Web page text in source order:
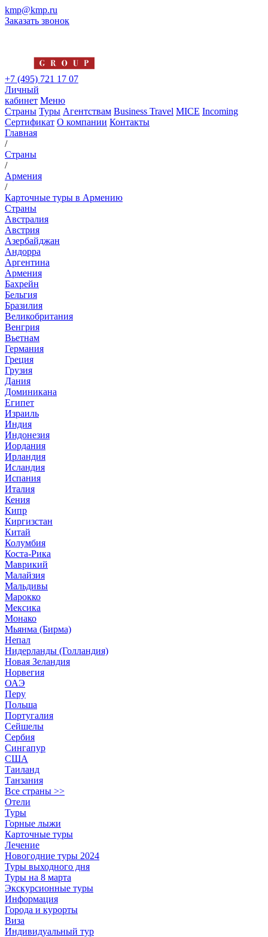
kmp@kmp.ru
Заказать звонок
+7 (495) 721 17 07
Личный
кабинет Меню
Страны Туры Агентствам Business Travel MICE Incoming
Сертификат О компании Контакты
Главная
/
Страны
/
Армения
/
Карточные туры в Армению
Страны
Австралия
Австрия
Азербайджан
Андорра
Аргентина
Армения
Бахрейн
Бельгия
Бразилия
Великобритания
Венгрия
Вьетнам
Германия
Греция
Грузия
Дания
Доминикана
Египет
Израиль
Индия
Индонезия
Иордания
Ирландия
Исландия
Испания
Италия
Кения
Кипр
Киргизстан
Китай
Колумбия
Коста-Рика
Маврикий
Малайзия
Мальдивы
Марокко
Мексика
Монако
Мьянма (Бирма)
Непал
Нидерланды (Голландия)
Новая Зеландия
Норвегия
ОАЭ
Перу
Польша
Португалия
Сейшелы
Сербия
Сингапур
США
Таиланд
Танзания
Все страны >>
Отели
Туры
Горные лыжи
Карточные туры
Лечение
Новогодние туры 2024
Туры выходного дня
Туры на 8 марта
Экскурсионные туры
Информация
Города и курорты
Виза
Индивидуальный тур